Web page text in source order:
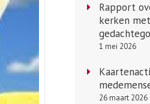
Rapport
kerken
1 mei 2026
26 maart 2026